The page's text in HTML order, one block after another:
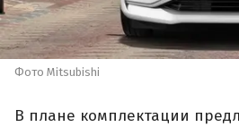
Фото Mitsubishi
В плане комплектации